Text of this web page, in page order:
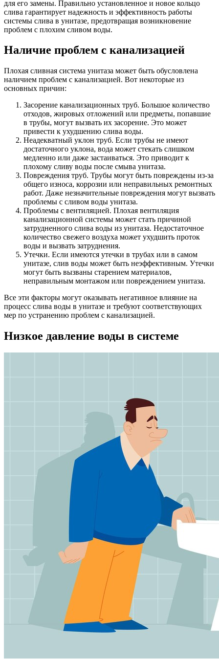
для его замены. Правильно установленное и новое кольцо
слива гарантирует надежность и эффективность работы
системы слива в унитазе, предотвращая возникновение
проблем с плохим сливом воды.
Наличие проблем с канализацией
Плохая сливная система унитаза может быть обусловлена
наличием проблем с канализацией. Вот некоторые из
основных причин:
Засорение канализационных труб. Большое количество
отходов, жировых отложений или предметы, попавшие
в трубы, могут вызвать их засорение. Это может
привести к ухудшению слива воды.
Неадекватный уклон труб. Если трубы не имеют
достаточного уклона, вода может стекать слишком
медленно или даже застаиваться. Это приводит к
плохому сливу воды после смыва унитаза.
Повреждения труб. Трубы могут быть повреждены из-за
общего износа, коррозии или неправильных ремонтных
работ. Даже незначительные повреждения могут вызвать
проблемы с сливом воды унитаза.
Проблемы с вентиляцией. Плохая вентиляция
канализационной системы может стать причиной
затрудненного слива воды из унитаза. Недостаточное
количество свежего воздуха может ухудшить проток
воды и вызвать затруднения.
Утечки. Если имеются утечки в трубах или в самом
унитазе, слив воды может быть неэффективным. Утечки
могут быть вызваны старением материалов,
неправильным монтажом или повреждением унитаза.
Все эти факторы могут оказывать негативное влияние на
процесс слива воды в унитазе и требуют соответствующих
мер по устранению проблем с канализацией.
Низкое давление воды в системе